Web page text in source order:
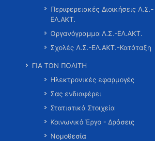
Περιφερειακές Διοικήσεις Λ.Σ.-
ΕΛ.ΑΚΤ.
Οργανόγραμμα Λ.Σ.-ΕΛ.ΑΚΤ.
Σχολές Λ.Σ.-ΕΛ.ΑΚΤ.-Κατάταξη
ΓΙΑ ΤΟΝ ΠΟΛΙΤΗ
Ηλεκτρονικές εφαρμογές
Σας ενδιαφέρει
Στατιστικά Στοιχεία
Κοινωνικό Έργο - Δράσεις
Νομοθεσία